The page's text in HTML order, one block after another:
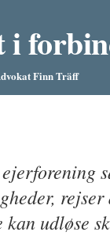
i
Finn Träff
udløse